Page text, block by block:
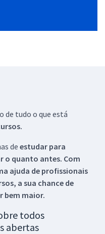
de tudo o que está
de estudar para
o quanto antes. Com
ajuda de profissionais
a sua chance de
bem maior.
todos
abertas